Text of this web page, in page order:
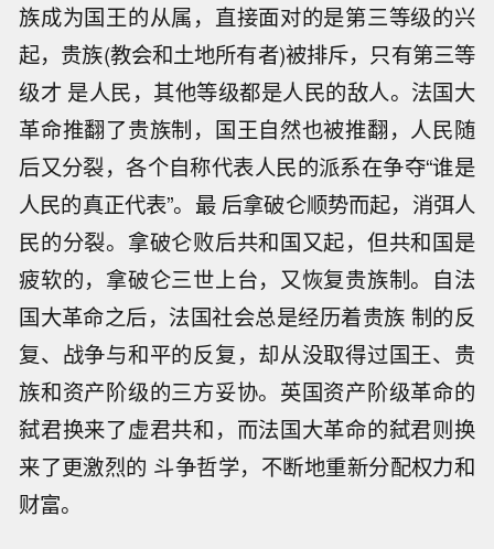
族成为国王的从属，直接面对的是第三等级的兴
起，贵族(教会和土地所有者)被排斥，只有第三等
级才 是人民，其他等级都是人民的敌人。法国大
革命推翻了贵族制，国王自然也被推翻，人民随
后又分裂，各个自称代表人民的派系在争夺“谁是
人民的真正代表”。最 后拿破仑顺势而起，消弭人
民的分裂。拿破仑败后共和国又起，但共和国是
疲软的，拿破仑三世上台，又恢复贵族制。自法
国大革命之后，法国社会总是经历着贵族 制的反
复、战争与和平的反复，却从没取得过国王、贵
族和资产阶级的三方妥协。英国资产阶级革命的
弑君换来了虚君共和，而法国大革命的弑君则换
来了更激烈的 斗争哲学，不断地重新分配权力和
财富。